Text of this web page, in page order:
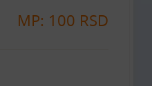
MP: 100 RSD